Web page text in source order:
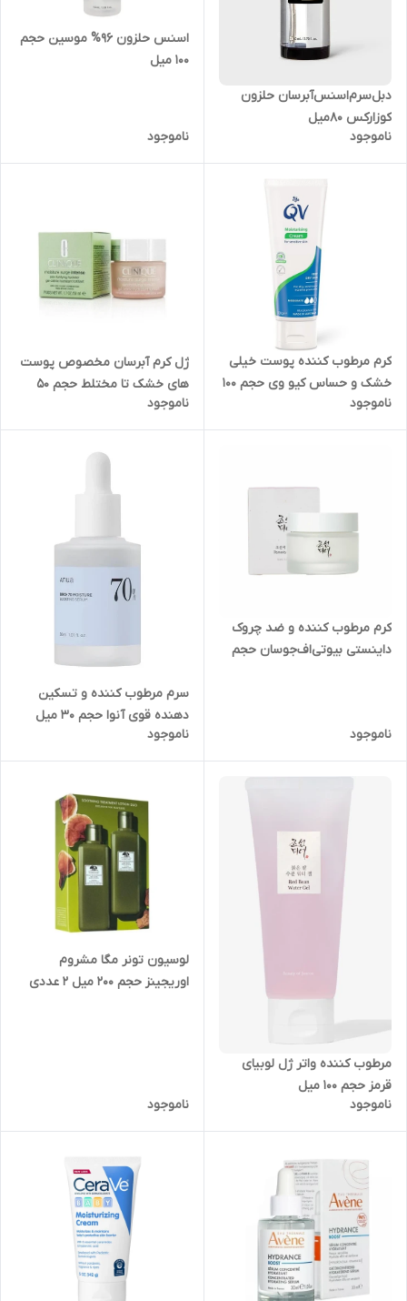
دبل‌سرم‌اسنس‌آبرسان حلزون
کوزارکس 80میل
ناموجود
اسنس حلزون 96% موسین حجم
100 میل
ناموجود
کرم مرطوب کننده پوست خیلی
خشک و حساس کیو وی حجم 100
گرم
ناموجود
ژل کرم آبرسان مخصوص پوست
های خشک تا مختلط ‎‌حجم 50
میل
ناموجود
کرم مرطوب کننده و ضد چروک
داینستی بیوتی‌اف‌جوسان حجم
ناموجود
سرم مرطوب کننده و تسکین
دهنده قوی آنوا حجم 30 میل
ناموجود
مرطوب کننده واتر ژل لوبیای
قرمز حجم 100 میل
ناموجود
لوسیون تونر مگا مشروم
اوریجینز حجم 200 میل 2 عددی
ناموجود